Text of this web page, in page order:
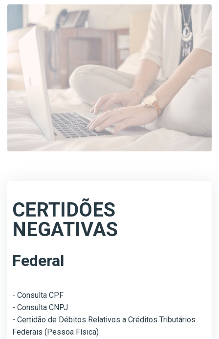
CERTIDÕES
NEGATIVAS
Federal
- Consulta CPF
- Consulta CNPJ
- Certidão de Débitos Relativos a Créditos Tributários
Federais (Pessoa Física)